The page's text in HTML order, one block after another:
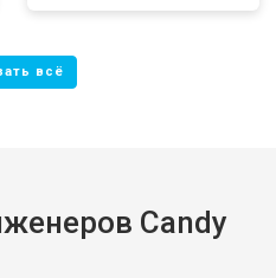
Candy